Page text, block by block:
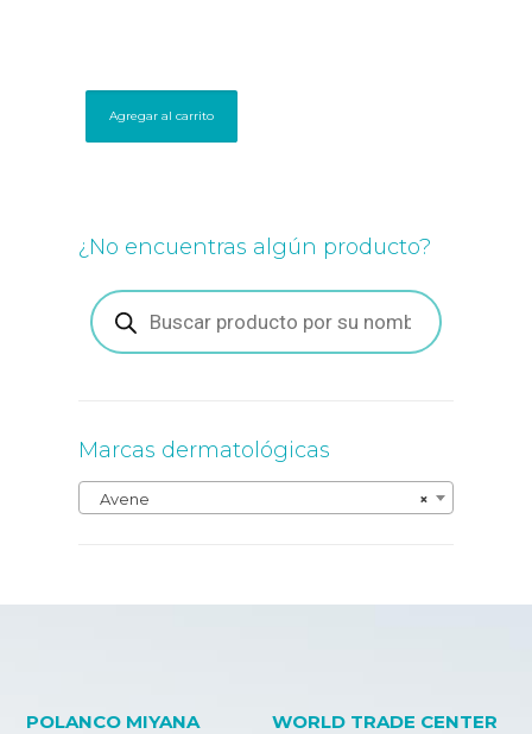
Agregar al carrito
¿No encuentras algún producto?
Búsqueda
de
productos
Marcas dermatológicas
×
Avene
POLANCO MIYANA
WORLD TRADE CENTER